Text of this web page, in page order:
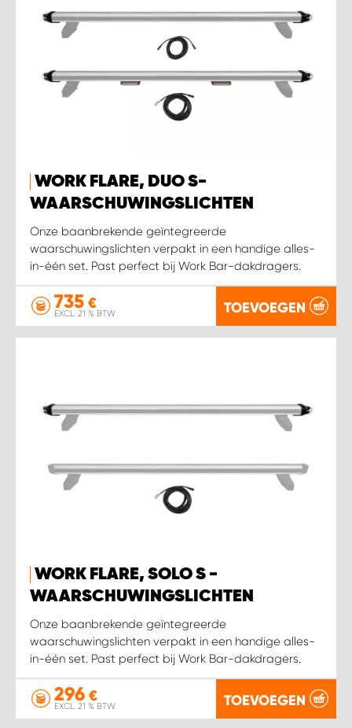
WORK FLARE, DUO S-
WAARSCHUWINGSLICHTEN
Onze baanbrekende geïntegreerde
waarschuwingslichten verpakt in een handige alles-
in-één set. Past perfect bij Work Bar-dakdragers.
735 €
EXCL. 21 % BTW TOEVOEGEN
WORK FLARE, SOLO S -
WAARSCHUWINGSLICHTEN
Onze baanbrekende geïntegreerde
waarschuwingslichten verpakt in een handige alles-
in-één set. Past perfect bij Work Bar-dakdragers.
296 €
EXCL. 21 % BTW TOEVOEGEN